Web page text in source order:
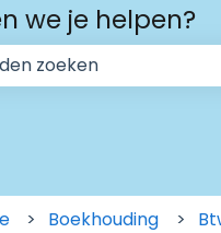
we je helpen?
Boekhouding